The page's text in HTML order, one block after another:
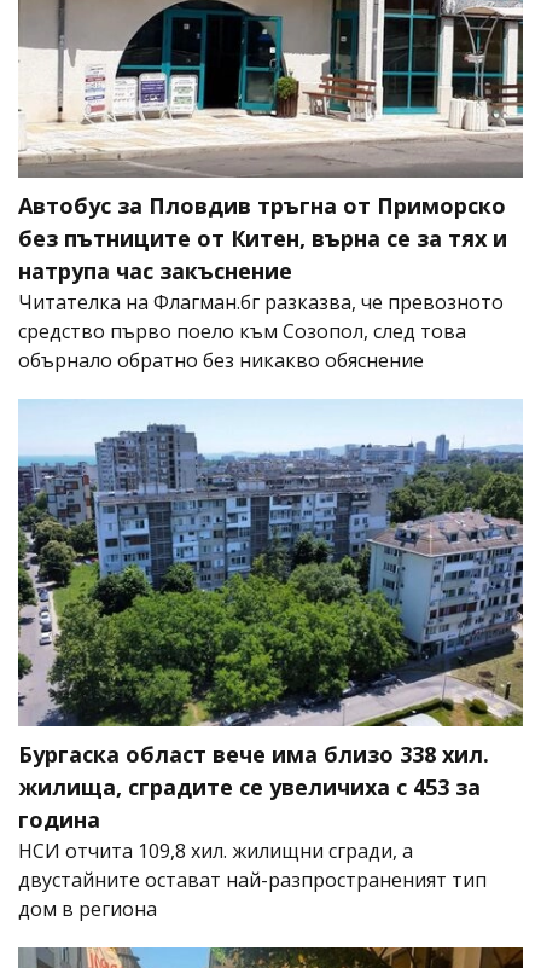
Автобус за Пловдив тръгна от Приморско
без пътниците от Китен, върна се за тях и
натрупа час закъснение
Читателка на Флагман.бг разказва, че превозното
средство първо поело към Созопол, след това
обърнало обратно без никакво обяснение
Бургаска област вече има близо 338 хил.
жилища, сградите се увеличиха с 453 за
година
НСИ отчита 109,8 хил. жилищни сгради, а
двустайните остават най-разпространеният тип
дом в региона